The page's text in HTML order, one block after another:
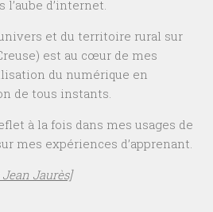
d’internet.
et du territoire rural sur
est au cœur de mes
du numérique en
de tous instants.
à la fois dans mes usages de
mes expériences d’apprenant.
Jaurès]